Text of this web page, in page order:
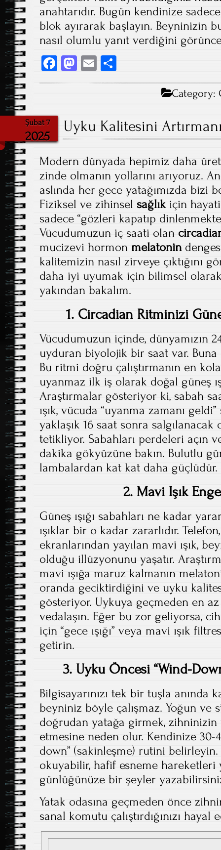
anahtarıdır. Bugün kendinize
blok ayırarak başlayın. Beyninizin
nasıl olumlu yanıt verdiğini görünce
Fa
ce
ok
M
o
E
m ha
Category:
Şubat 7
2025
Uyku Kalitesini
Modern dünyada hepimiz daha
zinde olmanın yollarını arıyoruz.
aslında her gece yatağımızda
Fiziksel ve zihinsel sağlık için
sadece “gözleri kapatıp
Vücudumuzun iç saati olan
mucizevi hormon melatonin
kalitemizin nasıl zirveye çıktığını
daha iyi uyumak için bilimsel
yakından bakalım.
1. Circadian Ritminizi
Vücudumuzun içinde, dünyamızın
uyduran biyolojik bir saat var.
Bu ritmi doğru çalıştırmanın en
uyanmaz ilk iş olarak doğal güneş
Araştırmalar gösteriyor ki, sabah
ışık, vücuda “uyanma zamanı
yaklaşık 16 saat sonra
tetikliyor. Sabahları perdeleri açın
dakika gökyüzüne bakın. Bulutlu
lambalardan kat kat daha güçlüdür.
2. Mavi Işık
Güneş ışığı sabahları ne kadar
ışıklar bir o kadar zararlıdır.
ekranlarından yayılan mavi ışık,
olduğu illüzyonunu yaşatır.
mavi ışığa maruz kalmanın
oranda geciktirdiğini ve uyku
gösteriyor. Uykuya geçmeden en
vedalaşın. Eğer bu zor geliyorsa,
için “gece ışığı” veya mavi ışık
getirin.
3. Uyku Öncesi “Wind-
Bilgisayarınızı tek bir tuşla anında
beyniniz böyle çalışmaz. Yoğun ve
doğrudan yatağa girmek, zihninizin
etmesine neden olur. Kendinize 30-
down” (sakinleşme) rutini
okuyabilir, hafif esneme hareketleri
günlüğünüze bir şeyler
Yatak odasına geçmeden önce
sanal komutu çalıştırdığınızı hayal